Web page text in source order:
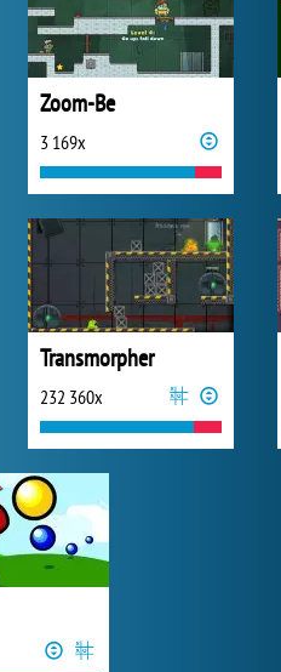
Zoom-Be
3 169x
Transmorpher
232 360x